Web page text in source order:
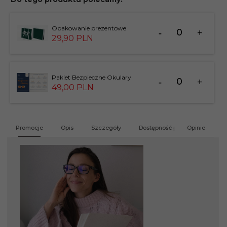
Opakowanie prezentowe
29,90 PLN
dla
Pakiet Bezpieczne Okulary
49,00 PLN
dla
Promocje Opis Szczegóły Dostępność produktu
Opinie